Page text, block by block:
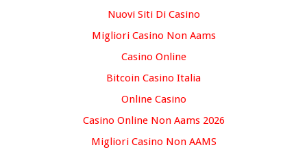
Nuovi Siti Di Casino
Migliori Casino Non Aams
Casino Online
Bitcoin Casino Italia
Online Casino
Casino Online Non Aams 2026
Migliori Casino Non AAMS